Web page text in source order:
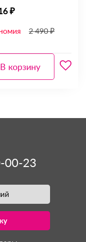
₽
2 490 ₽
В корзину
00-23